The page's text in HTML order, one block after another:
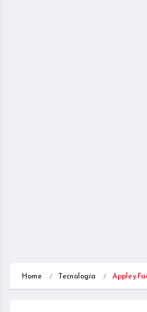
Home Tecnología Apple y